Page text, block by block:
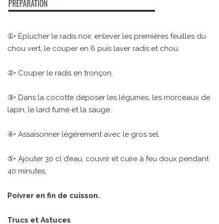
①• Éplucher le radis noir, enlever les premières feuilles du
chou vert, le couper en 6 puis laver radis et chou.
②• Couper le radis en tronçon.
③• Dans la cocotte déposer les légumes, les morceaux de
lapin, le lard fumé et la sauge.
④• Assaisonner légèrement avec le gros sel.
⑤• Ajouter 30 cl d’eau, couvrir et cuire à feu doux pendant
40 minutes.
Poivrer en fin de cuisson.
Trucs et Astuces